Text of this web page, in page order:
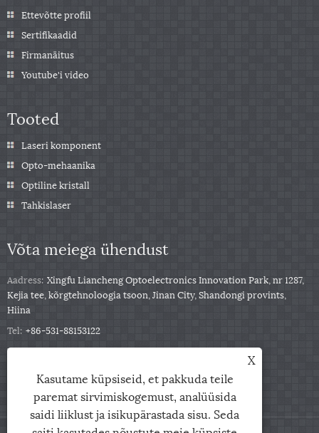
Ettevõtte profiil
Sertifikaadid
Firmanäitus
Youtube'i video
Tooted
Laseri komponent
Opto-mehaanika
Optiline kristall
Tahkislaser
Võta meiega ühendust
Aadress: Xingfu Liancheng Optoelectronics Innovation Park, nr 1287,
Kejia tee, kõrgtehnoloogia tsoon, Jinan City, Shandongi provints,
Hiina
Tel: +86-531-88153122
Telefon: +86-13791139332
jingxu@coupletech.com
X
Kasutame küpsiseid, et pakkuda teile
paremat sirvimiskogemust, analüüsida
saidi liiklust ja isikupärastada sisu. Seda